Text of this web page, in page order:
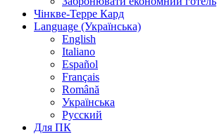
Чінкве-Терре Кард
Language (Українська)
English
Italiano
Español
Français
Română
Українська
Русский
Для ПК